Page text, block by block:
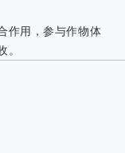
作用，参与作物体
。